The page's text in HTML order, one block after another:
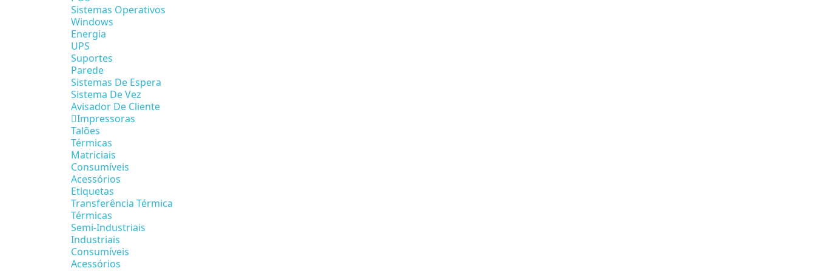
Sistemas Operativos
Windows
Energia
UPS
Suportes
Parede
Sistemas De Espera
Sistema De Vez
Avisador De Cliente
Impressoras
Talões
Térmicas
Matriciais
Consumíveis
Acessórios
Etiquetas
Transferência Térmica
Térmicas
Semi-Industriais
Industriais
Consumíveis
Acessórios